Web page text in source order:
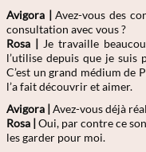
Avigora | Avez-vous des
consultation avec vous ?
Rosa | Je travaille
l’utilise depuis que je suis
C’est un grand médium de
l’a fait découvrir et aimer.
Avigora | Avez-vous déjà
Rosa | Oui, par contre ce
les garder pour moi.